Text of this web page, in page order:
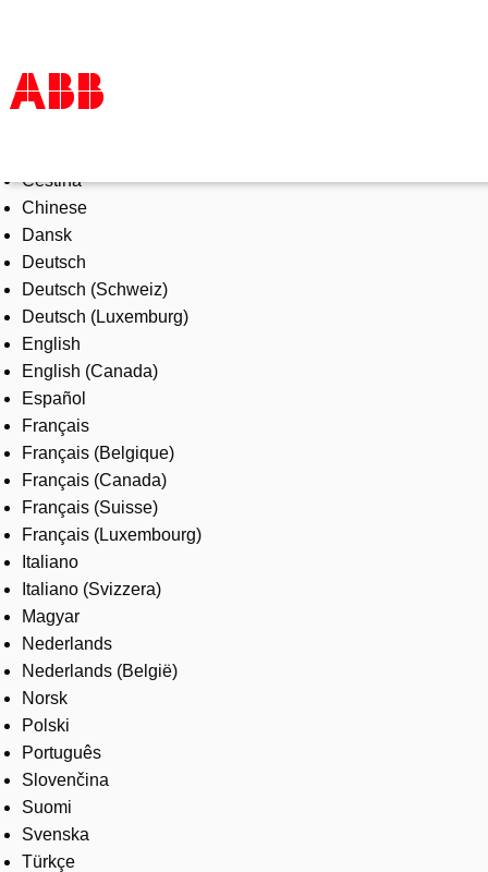
Products & Solutions
Industries
Services
About us
Where to buy
Contact us
Careers
Čeština
Chinese
Dansk
Deutsch
Deutsch (Schweiz)
Deutsch (Luxemburg)
English
English (Canada)
Español
Français
Français (Belgique)
Français (Canada)
Français (Suisse)
Français (Luxembourg)
Italiano
Italiano (Svizzera)
Magyar
Nederlands
Nederlands (België)
Norsk
Polski
Português
Slovenčina
Suomi
Svenska
Türkçe